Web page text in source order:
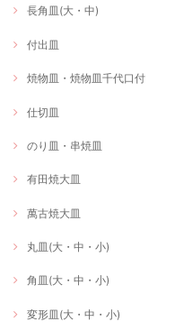
長角皿(大・中)
付出皿
焼物皿・焼物皿千代口付
仕切皿
のり皿・串焼皿
有田焼大皿
萬古焼大皿
丸皿(大・中・小)
角皿(大・中・小)
変形皿(大・中・小)